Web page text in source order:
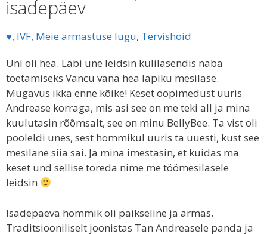
isadepäev
♥, IVF, Meie armastuse lugu, Tervishoid
Uni oli hea. Läbi une leidsin külilasendis naba
toetamiseks Vancu vana hea lapiku mesilase.
Mugavus ikka enne kõike! Keset ööpimedust uuris
Andrease korraga, mis asi see on me teki all ja mina
kuulutasin rõõmsalt, see on minu BellyBee. Ta vist oli
pooleldi unes, sest hommikul uuris ta uuesti, kust see
mesilane siia sai. Ja mina imestasin, et kuidas ma
keset und sellise toreda nime me töömesilasele
leidsin
Isadepäeva hommik oli päikseline ja armas.
Traditsiooniliselt joonistas Tan Andreasele panda ja